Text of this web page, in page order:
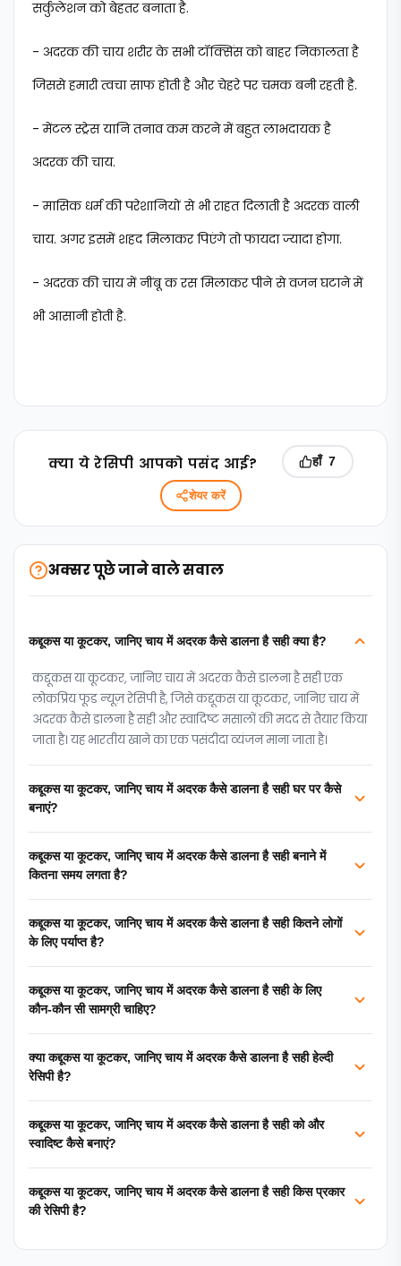
सर्कुलेशन को बेहतर बनाता है.
- अदरक की चाय शरीर के सभी टॉक्सिंस को बाहर निकालता है
जिससे हमारी त्वचा साफ होती है और चेहरे पर चमक बनी रहती है.
- मेंटल स्ट्रेस यानि तनाव कम करने में बहुत लाभदायक है
अदरक की चाय.
- मासिक धर्म की परेशानियों से भी राहत दिलाती है अदरक वाली
चाय. अगर इसमें शहद मिलाकर पिएंगे तो फायदा ज्यादा होगा.
- अदरक की चाय में नींबू क रस मिलाकर पीने से वजन घटाने में
भी आसानी होती है.
क्‍या ये रेसिपी आपको पसंद आई? हाँ 7
शेयर करें
अक्सर पूछे जाने वाले सवाल
कद्दूकस या कूटकर, जानिए चाय में अदरक कैसे डालना है सही क्या है?
कद्दूकस या कूटकर, जानिए चाय में अदरक कैसे डालना है सही एक
लोकप्रिय फूड न्‍यूज़ रेसिपी है, जिसे कद्दूकस या कूटकर, जानिए चाय में
अदरक कैसे डालना है सही और स्वादिष्ट मसालों की मदद से तैयार किया
जाता है। यह भारतीय खाने का एक पसंदीदा व्यंजन माना जाता है।
कद्दूकस या कूटकर, जानिए चाय में अदरक कैसे डालना है सही घर पर कैसे
बनाएं?
कद्दूकस या कूटकर, जानिए चाय में अदरक कैसे डालना है सही बनाने में
कितना समय लगता है?
कद्दूकस या कूटकर, जानिए चाय में अदरक कैसे डालना है सही कितने लोगों
के लिए पर्याप्त है?
कद्दूकस या कूटकर, जानिए चाय में अदरक कैसे डालना है सही के लिए
कौन-कौन सी सामग्री चाहिए?
क्या कद्दूकस या कूटकर, जानिए चाय में अदरक कैसे डालना है सही हेल्दी
रेसिपी है?
कद्दूकस या कूटकर, जानिए चाय में अदरक कैसे डालना है सही को और
स्वादिष्ट कैसे बनाएं?
कद्दूकस या कूटकर, जानिए चाय में अदरक कैसे डालना है सही किस प्रकार
की रेसिपी है?